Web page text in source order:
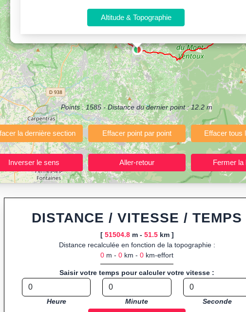
Calcul d'itinéraires
Calculez la distance et le dénivelé de vos parcours sportifs !
(Course à pied, Vélo, Randonnée, Roller...)
permettant de planifier et analyser vos parcours sportifs (jogging, course
votre navigateur.
point ou import de fichier GPX, calcul instantané de la distance (ajustée à la
GPX, route GPX, KML (plat ou relief) et TCX, ainsi que calculs intégrés de
entraînements et parcours, organisateurs d’événements
trajets à l’avance.
disponibles :Footing (jogging), course à pied, cyclisme (vélo), VTT,
Points :1585- Distance du dernier point :12.2 m
DISTANCE / VITESSE / TEMPS
[ 51504.8m - 51.5km ]
Distance recalculée en fonction de la topographie :
0 m - 0 km - 0 km-effort
Saisir votre temps pour calculer votre vitesse :
Heure Minute Seconde